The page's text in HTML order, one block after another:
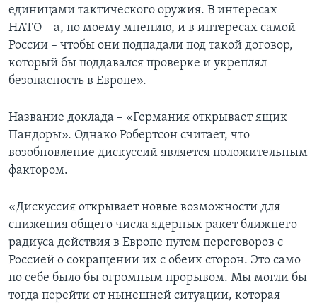
единицами тактического оружия. В интересах
НАТО – а, по моему мнению, и в интересах самой
России – чтобы они подпадали под такой договор,
который бы поддавался проверке и укреплял
безопасность в Европе».
Название доклада – «Германия открывает ящик
Пандоры». Однако Робертсон считает, что
возобновление дискуссий является положительным
фактором.
«Дискуссия открывает новые возможности для
снижения общего числа ядерных ракет ближнего
радиуса действия в Европе путем переговоров с
Россией о сокращении их с обеих сторон. Это само
по себе было бы огромным прорывом. Мы могли бы
тогда перейти от нынешней ситуации, которая